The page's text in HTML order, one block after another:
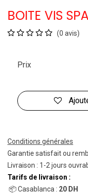
BOITE VIS
(0 avis)
Prix
Conditions générales
Garantie satisfait ou
Livraison : 1-2 jours
Tarifs de livraison :
📦 Casablanca : 20 DH